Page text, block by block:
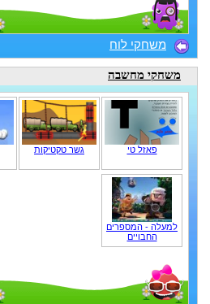
משחקי לוח
משחקי מחשבה
פאזל טי גשר טקטיקות
למעלה - המספרים
החבויים